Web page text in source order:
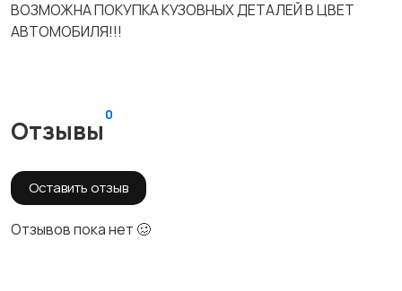
ВОЗМОЖНА ПОКУПКА КУЗОВНЫХ ДЕТАЛЕЙ В ЦВЕТ
АВТОМОБИЛЯ!!!
Отзывы
0
Оставить отзыв
Отзывов пока нет 🥴